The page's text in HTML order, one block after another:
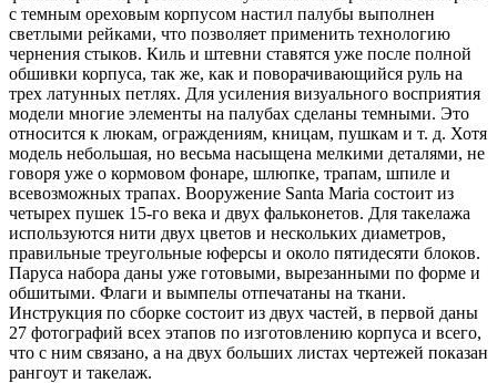
с темным ореховым корпусом настил палубы выполнен
светлыми рейками, что позволяет применить технологию
чернения стыков. Киль и штевни ставятся уже после полной
обшивки корпуса, так же, как и поворачивающийся руль на
трех латунных петлях. Для усиления визуального восприятия
модели многие элементы на палубах сделаны темными. Это
относится к люкам, ограждениям, кницам, пушкам и т. д. Хотя
модель небольшая, но весьма насыщена мелкими деталями, не
говоря уже о кормовом фонаре, шлюпке, трапам, шпиле и
всевозможных трапах. Вооружение Santa Maria состоит из
четырех пушек 15-го века и двух фальконетов. Для такелажа
используются нити двух цветов и нескольких диаметров,
правильные треугольные юферсы и около пятидесяти блоков.
Паруса набора даны уже готовыми, вырезанными по форме и
обшитыми. Флаги и вымпелы отпечатаны на ткани.
Инструкция по сборке состоит из двух частей, в первой даны
27 фотографий всех этапов по изготовлению корпуса и всего,
что с ним связано, а на двух больших листах чертежей показан
рангоут и такелаж.